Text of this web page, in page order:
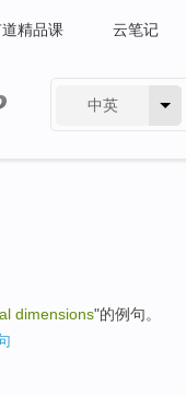
精品课 云笔记
中英
dimensions"的例句。